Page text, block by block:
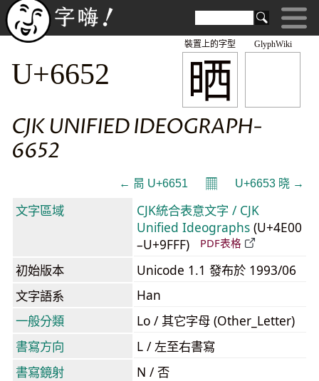
GlyphWiki
晒
裝置上的字型
U+6652
CJK UNIFIED IDEOGRAPH-
6652
← 晑 U+6651 𝄜 U+6653 晓 →
文字區域
CJK統合表意文字 / CJK
Unified Ideographs (U+4E00
–U+9FFF)
PDF表格
初始版本
Unicode 1.1 發布於 1993/06
文字語系
Han
一般分類
Lo / 其它字母 (Other_Letter)
書寫方向
L / 左至右書寫
書寫鏡射
N / 否